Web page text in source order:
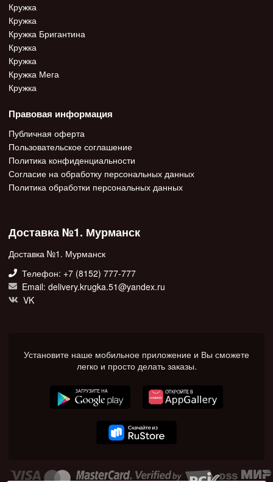
Кружка
Кружка
Кружка Бригантина
Кружка
Кружка
Кружка Мега
Кружка
Правовая информация
Публичная оферта
Пользовательское соглашение
Политика конфиденциальности
Согласие на обработку персональных данных
Политика обработки персональных данных
Доставка №1. Мурманск
Доставка №1. Мурманск
Телефон: +7 (8152) 777-777
Email: delivery.krugka.51@yandex.ru
VK
Установите наше мобильное приложение и Вы сможете
легко и просто делать заказы.